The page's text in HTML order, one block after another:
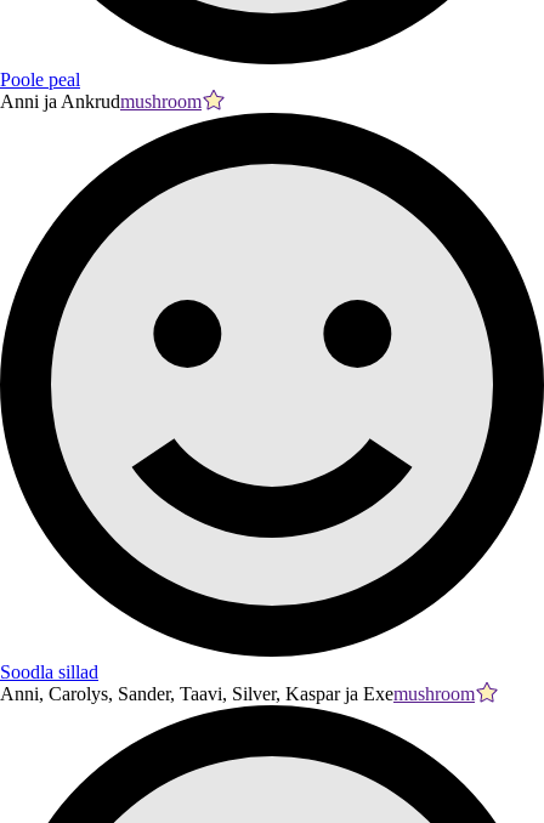
Poole peal
Anni ja Ankrudmushroom
Soodla sillad
Anni, Carolys, Sander, Taavi, Silver, Kaspar ja Exemushroom